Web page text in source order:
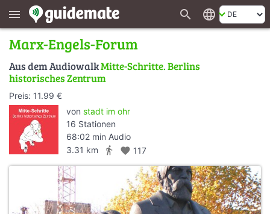
menu search language
Marx-Engels-Forum
Aus dem AudiowalkMitte-Schritte. Berlins
historisches Zentrum
Preis: 11.99 €
von stadt im ohr
16 Stationen
68:02 min Audio
3.31 km
directions_walk favorite 117